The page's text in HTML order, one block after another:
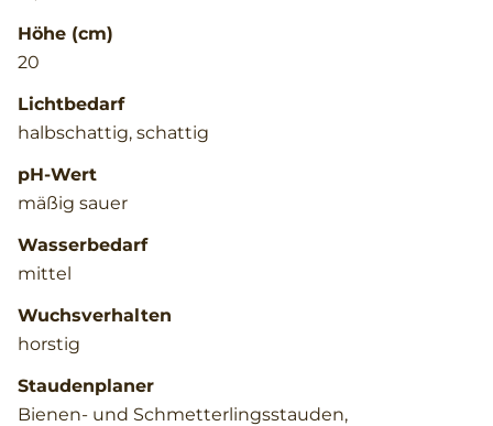
Höhe (cm)
20
Lichtbedarf
halbschattig, schattig
pH-Wert
mäßig sauer
Wasserbedarf
mittel
Wuchsverhalten
horstig
Staudenplaner
Bienen- und Schmetterlingsstauden,